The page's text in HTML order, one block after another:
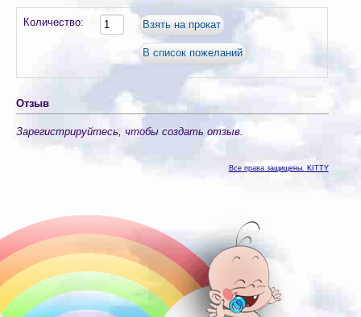
Количество:
Отзыв
Зарегистрируйтесь, чтобы создать отзыв.
Все права защищены. KITTY